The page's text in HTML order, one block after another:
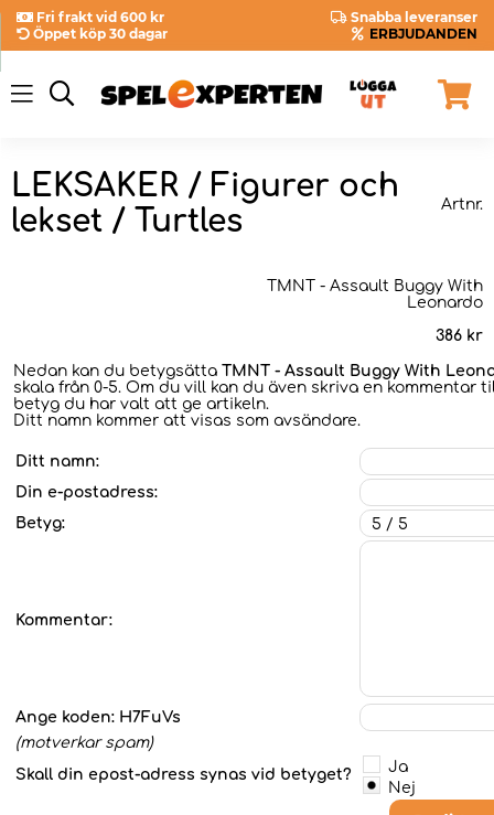
Fri frakt vid 600 kr
Snabba leveranser
Öppet köp 30 dagar
ERBJUDANDEN
LEKSAKER / Figurer och
lekset / Turtles
Artnr.
TMNT - Assault Buggy With
Leonardo
386 kr
Nedan kan du betygsätta TMNT - Assault Buggy With
skala från 0-5. Om du vill kan du även skriva en kommentar
betyg du har valt att ge artikeln.
Ditt namn kommer att visas som avsändare.
Ditt namn:
Din e-postadress:
Betyg:
Kommentar:
Ange koden: H7FuVs
(motverkar spam)
Skall din epost-adress synas vid betyget?
Ja
Nej